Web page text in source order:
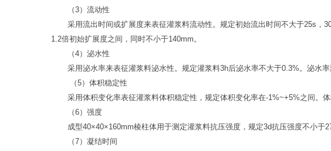
（3）流动性
采用流出时间或扩展度来表征灌浆料流动性。规定初始流出时间不大于25s
1.2倍初始扩展度之间，同时不小于140mm。
（4）泌水性
采用泌水率来表征灌浆料泌水性。规定灌浆料3h后泌水率不大于0.3%。泌水率
（5）体积稳定性
采用体积变化率表征灌浆料体积稳定性，规定体积变化率在-1%~+5%之间。
（6）强度
成型40×40×160mm棱柱体用于测定灌浆料抗压强度，规定3d抗压强度不小于
（7）凝结时间